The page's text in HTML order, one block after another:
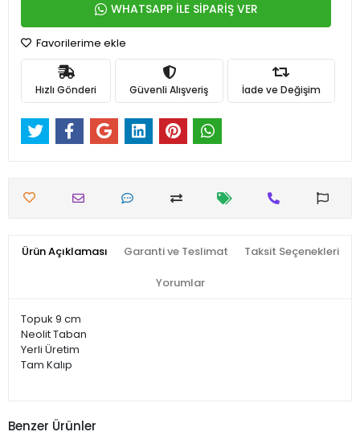
WHATSAPP İLE SİPARİŞ VER
Favorilerime ekle
Hızlı Gönderi Güvenli Alışveriş İade ve Değişim
Ürün Açıklaması Garanti ve Teslimat Taksit Seçenekleri
Yorumlar
Topuk 9 cm
Neolit Taban
Yerli Üretim
Tam Kalıp
Benzer Ürünler